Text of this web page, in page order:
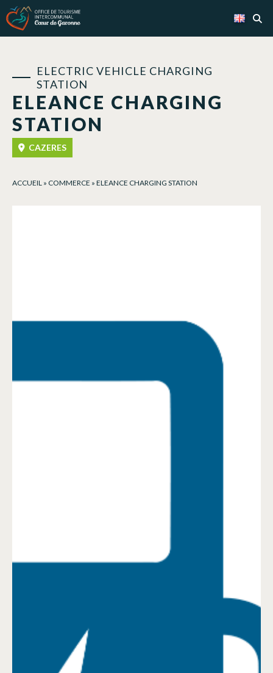
ELEANCE CHARGING
STATION
ELECTRIC VEHICLE CHARGING
STATION
CAZERES
ACCUEIL » COMMERCE » ELEANCE CHARGING STATION
Cookies management panel